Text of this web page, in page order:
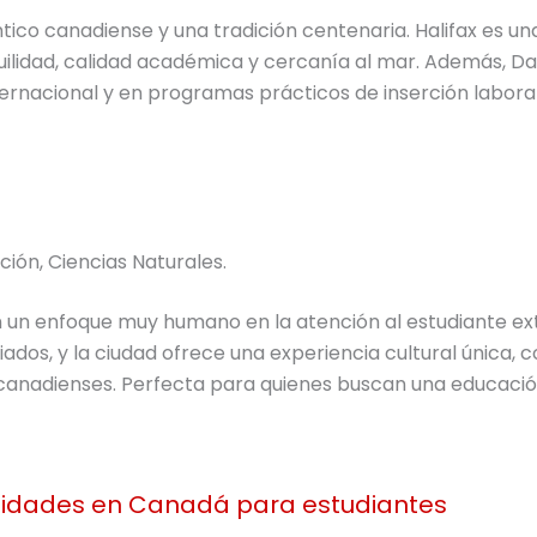
canadiense y una tradición centenaria. Halifax es
calidad académica y cercanía al mar. Además,
y en programas prácticos de inserción
Ciencias Naturales.
un enfoque muy humano en la atención al estudiante
y la ciudad ofrece una experiencia cultural única,
Perfecta para quienes buscan una
en Canadá para estudiantes